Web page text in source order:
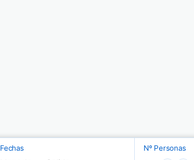
Fechas
Press the down arrow key to interact with the
Press the down arrow key to
Nº Personas